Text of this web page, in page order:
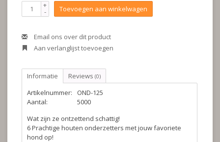
+
- Toevoegen aan winkelwagen
Email ons over dit product
Aan verlanglijst toevoegen
Informatie Reviews (0)
Artikelnummer:
OND-125
Aantal:
5000
Wat zijn ze ontzettend schattig!
6 Prachtige houten onderzetters met jouw favoriete
hond op!